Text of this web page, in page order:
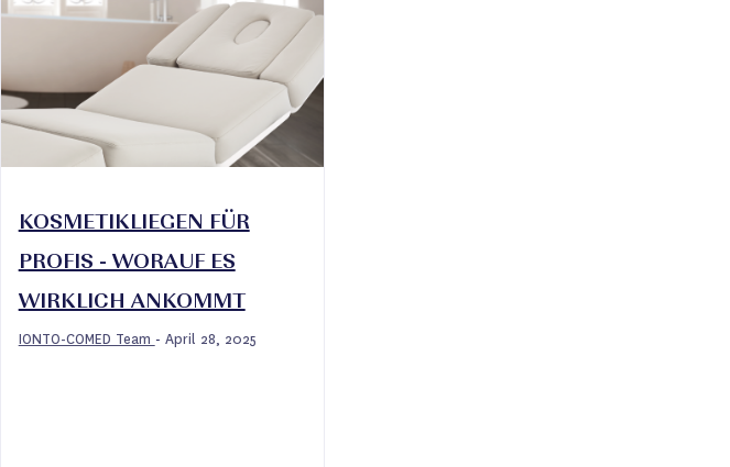
KOSMETIKLIEGEN FÜR
PROFIS - WORAUF ES
WIRKLICH ANKOMMT
IONTO-COMED Team - April 28, 2025